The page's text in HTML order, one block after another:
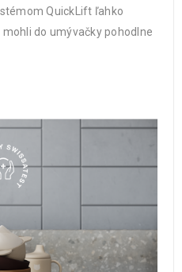
QuickLift ľahko
do umývačky pohodlne